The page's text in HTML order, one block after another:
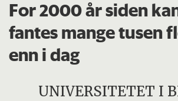
For 2000 år siden
fantes mange tusen
enn i dag
UNIVERSITETET I